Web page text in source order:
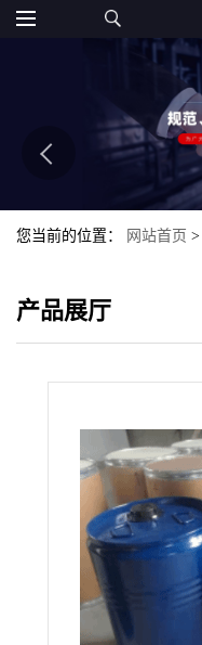
您当前的位置： 网站首页 >
产品展厅